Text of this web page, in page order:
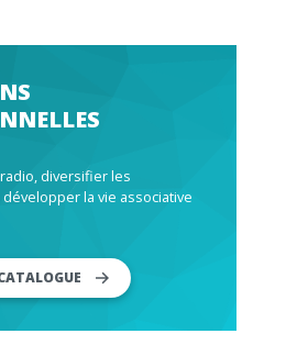
diversifier les
la vie associative